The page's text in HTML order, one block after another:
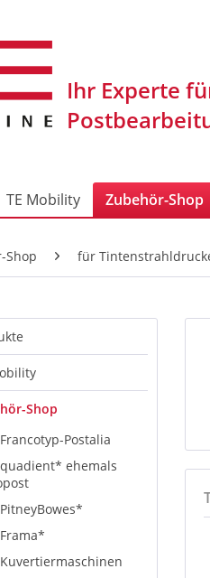
TE Mobility Zubehör-Shop
Shop für
Shop
Postalia
ehemals